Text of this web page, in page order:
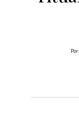
Por: